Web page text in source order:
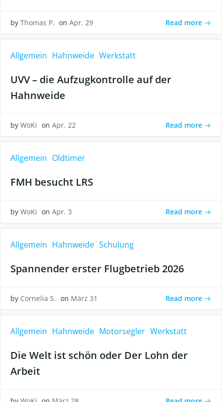
by Thomas P. on Apr. 29 Read more
Allgemein Hahnweide Werkstatt
UVV – die Aufzugkontrolle auf der
Hahnweide
by WoKi on Apr. 22 Read more
Allgemein Oldtimer
FMH besucht LRS
by WoKi on Apr. 3 Read more
Allgemein Hahnweide Schulung
Spannender erster Flugbetrieb 2026
by Cornelia S. on März 31 Read more
Allgemein Hahnweide Motorsegler Werkstatt
Die Welt ist schön oder Der Lohn der
Arbeit